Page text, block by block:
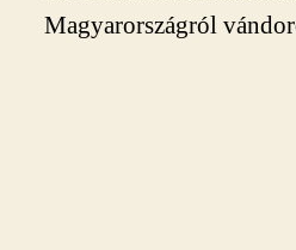
Magyarországról